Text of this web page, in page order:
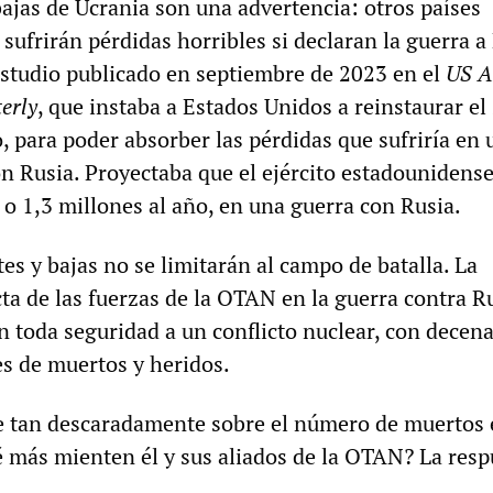
de Ucrania son una advertencia: otros países
pérdidas horribles si declaran la guerra a
publicado en septiembre de 2023 en el US
, que instaba a Estados Unidos a reinstaurar
poder absorber las pérdidas que sufriría en
Rusia. Proyectaba que el ejército
1,3 millones al año, en una guerra con Rusia.
y bajas no se limitarán al campo de batalla. La
de las fuerzas de la OTAN en la guerra contra
toda seguridad a un conflicto nuclear, con
de muertos y heridos.
descaradamente sobre el número de muertos
más mienten él y sus aliados de la OTAN? La